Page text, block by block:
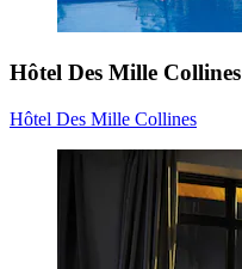
Hôtel Des Mille Collines
Hôtel Des Mille Collines